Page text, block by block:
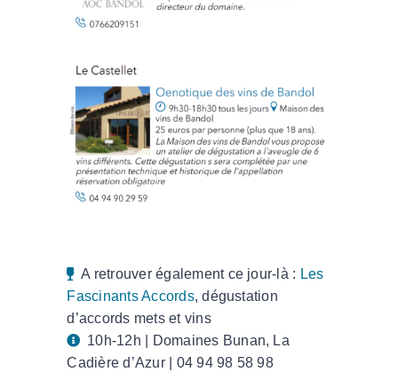
A retrouver également ce jour-là : Les
Fascinants Accords, dégustation
d’accords mets et vins
10h-12h | Domaines Bunan, La
Cadière d’Azur | 04 94 98 58 98